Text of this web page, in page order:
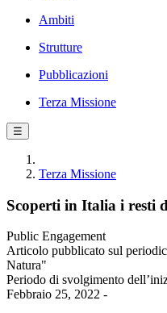
Ambiti
Strutture
Pubblicazioni
Terza Missione
☰
Terza Missione
Scoperti in Italia i resti
Public Engagement
Articolo pubblicato sul
Natura"
Periodo di svolgimento
Febbraio 25, 2022 -